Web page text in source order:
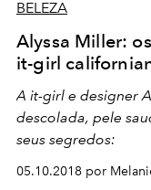
BELEZA
Alyssa Miller:
it-girl
A it-girl e designer
descolada, pele
seus segredos:
05.10.2018 por